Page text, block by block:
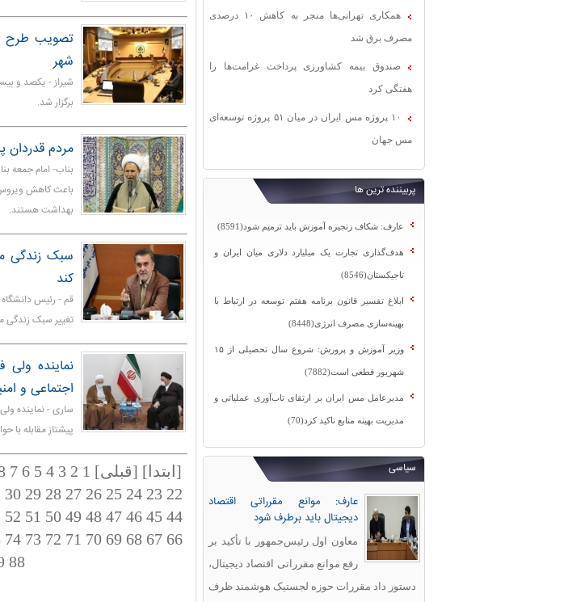
همکاری تهرانی‌ها منجر به کاهش ۱۰ درصدی
مصرف برق شد
صندوق بیمه کشاورزی پرداخت غرامت‌ها را
هفتگی کرد
۱۰ پروژه مس ایران در میان ۵۱ پروژه توسعه‌ای
مس جهان
پربیننده ترین ها
عارف: شکاف زنجیره آموزش باید ترمیم شود(8591)
هدف‌گذاری تجارت یک میلیارد دلاری میان ایران و
تاجیکستان(8546)
ابلاغ تفسیر قانون برنامه هفتم توسعه در ارتباط با
بهینه‌سازی مصرف انرژی(8448)
وزیر آموزش و پرورش: شروع سال تحصیلی از ۱۵
شهریور قطعی است(7882)
مدیرعامل مس ایران بر ارتقای تاب‌آوری عملیاتی و
مدیریت بهینه منابع تاکید کرد(70)
سیاسی
عارف: موانع مقرراتی اقتصاد
دیجیتال باید برطرف شود
معاون اول رئیس‌جمهور با تأکید بر
رفع موانع مقرراتی اقتصاد دیجیتال،
دستور داد مقررات حوزه لجستیک هوشمند ظرف
تصویب طرح
شهر
برگزار شد.
مردم قدردان
بناب- امام جمعه
باعث کاهش ویروس
بهداشت هستند.
سبک زندگی
کند
قم - رئیس
تغییر سبک زندگی
نماینده ولی
اجتماعی و
ساری - نماینده
پیشتاز مقابله با
[ابتدا] [قبلی] 1
2
3
4
5
6
7
22
23
24
25
26
27
28
29
30
44
45
46
47
48
49
50
51
52
66
67
68
69
70
71
72
73
74
88